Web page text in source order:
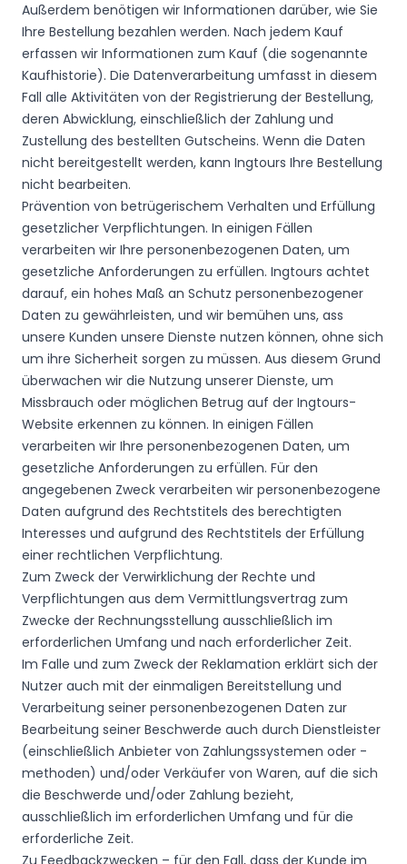
Außerdem benötigen wir Informationen darüber, wie Sie
Ihre Bestellung bezahlen werden. Nach jedem Kauf
erfassen wir Informationen zum Kauf (die sogenannte
Kaufhistorie). Die Datenverarbeitung umfasst in diesem
Fall alle Aktivitäten von der Registrierung der Bestellung,
deren Abwicklung, einschließlich der Zahlung und
Zustellung des bestellten Gutscheins. Wenn die Daten
nicht bereitgestellt werden, kann Ingtours Ihre Bestellung
nicht bearbeiten.
Prävention von betrügerischem Verhalten und Erfüllung
gesetzlicher Verpflichtungen. In einigen Fällen
verarbeiten wir Ihre personenbezogenen Daten, um
gesetzliche Anforderungen zu erfüllen. Ingtours achtet
darauf, ein hohes Maß an Schutz personenbezogener
Daten zu gewährleisten, und wir bemühen uns, ass
unsere Kunden unsere Dienste nutzen können, ohne sich
um ihre Sicherheit sorgen zu müssen. Aus diesem Grund
überwachen wir die Nutzung unserer Dienste, um
Missbrauch oder möglichen Betrug auf der Ingtours-
Website erkennen zu können. In einigen Fällen
verarbeiten wir Ihre personenbezogenen Daten, um
gesetzliche Anforderungen zu erfüllen. Für den
angegebenen Zweck verarbeiten wir personenbezogene
Daten aufgrund des Rechtstitels des berechtigten
Interesses und aufgrund des Rechtstitels der Erfüllung
einer rechtlichen Verpflichtung.
Zum Zweck der Verwirklichung der Rechte und
Verpflichtungen aus dem Vermittlungsvertrag zum
Zwecke der Rechnungsstellung ausschließlich im
erforderlichen Umfang und nach erforderlicher Zeit.
Im Falle und zum Zweck der Reklamation erklärt sich der
Nutzer auch mit der einmaligen Bereitstellung und
Verarbeitung seiner personenbezogenen Daten zur
Bearbeitung seiner Beschwerde auch durch Dienstleister
(einschließlich Anbieter von Zahlungssystemen oder -
methoden) und/oder Verkäufer von Waren, auf die sich
die Beschwerde und/oder Zahlung bezieht,
ausschließlich im erforderlichen Umfang und für die
erforderliche Zeit.
Zu Feedbackzwecken – für den Fall, dass der Kunde im